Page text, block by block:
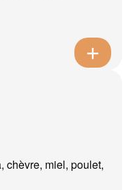
chèvre, miel, poulet,